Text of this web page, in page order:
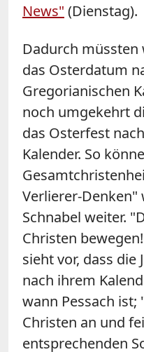
News" (Dienstag).
Dadurch
das Osterdatum
Gregorianischen
noch umgekehrt
das Osterfest
Kalender. So
Verlierer-
Schnabel weiter.
Christen
sieht vor, dass die
nach ihrem
wann Pessach
Christen an und
entsprechenden